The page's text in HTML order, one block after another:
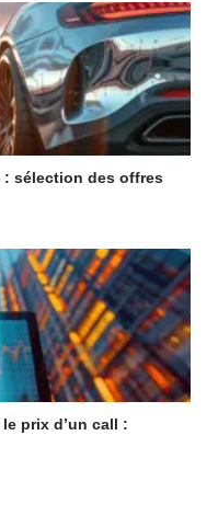
: sélection des offres
prix d’un call :